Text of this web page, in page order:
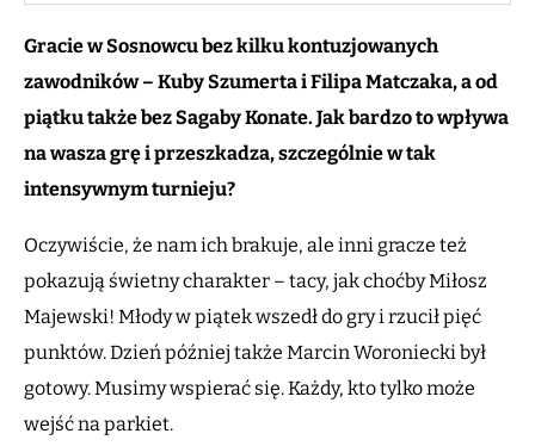
Gracie w Sosnowcu bez kilku kontuzjowanych
zawodników – Kuby Szumerta i Filipa Matczaka, a od
piątku także bez Sagaby Konate. Jak bardzo to wpływa
na wasza grę i przeszkadza, szczególnie w tak
intensywnym turnieju?
Oczywiście, że nam ich brakuje, ale inni gracze też
pokazują świetny charakter – tacy, jak choćby Miłosz
Majewski! Młody w piątek wszedł do gry i rzucił pięć
punktów. Dzień później także Marcin Woroniecki był
gotowy. Musimy wspierać się. Każdy, kto tylko może
wejść na parkiet.